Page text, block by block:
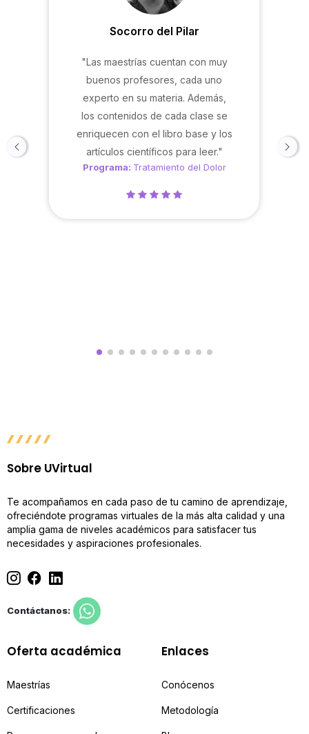
Socorro del Pilar
"Las maestrías cuentan con muy
buenos profesores, cada uno
experto en su materia. Además,
los contenidos de cada clase se
enriquecen con el libro base y los
artículos científicos para leer."
Programa: Tratamiento del Dolor
Sobre UVirtual
Te acompañamos en cada paso de tu camino de aprendizaje,
ofreciéndote programas virtuales de la más alta calidad y una
amplia gama de niveles académicos para satisfacer tus
necesidades y aspiraciones profesionales.
Contáctanos:
Oferta académica
Maestrías
Certificaciones
Enlaces
Conócenos
Metodología